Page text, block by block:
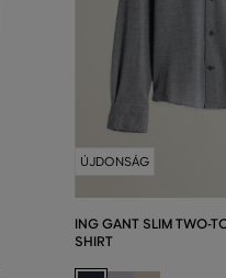
ÚJDONSÁG
ING GANT SLIM TWO-
SHIRT